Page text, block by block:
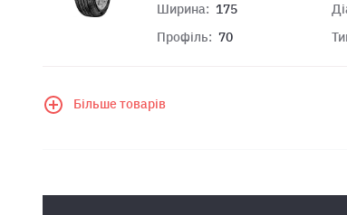
Ширина: 175
Профіль: 70
Більше товарів